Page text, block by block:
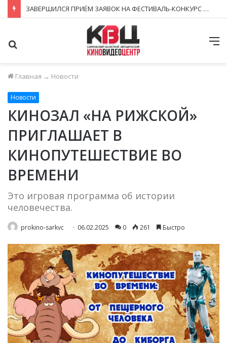
ЗАВЕРШИЛСЯ ПРИЁМ ЗАЯВОК НА ФЕСТИВАЛЬ-КОНКУРС «КИНОВЕРТИКАЛЬ 2026»
Главная → Новости
Новости
КИНОЗАЛ «НА РИЖСКОЙ»
ПРИГЛАШАЕТ В
КИНОПУТЕШЕСТВИЕ ВО
ВРЕМЕНИ
Это игровая программа об истории
человечества.
prokino-sarkvc 06.02.2025 0 261 Быстро